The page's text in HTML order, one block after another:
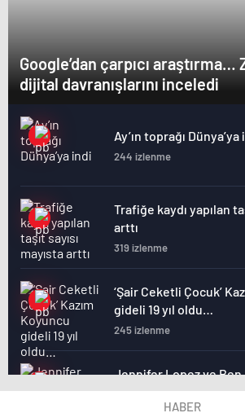
Google’dan çarpıcı araştırma…
dijital davranışlarını inceledi
Ay’ın toprağı Dünya’ya
244 izlenme
Trafiğe kaydı yapılan
arttı
319 izlenme
‘Şair Ceketli Çocuk’
gideli 19 yıl oldu…
245 izlenme
Jennifer Lopez ve Ben
ayrılık söylentileriyle
HABER